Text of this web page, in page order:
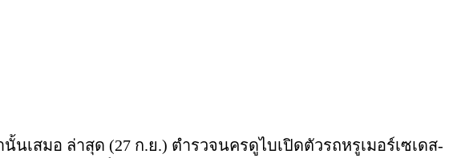
เสมอ ล่าสุด (27 ก.ย.) ตำรวจนครดูไบเปิดตัวรถหรูเมอร์เซเดส-